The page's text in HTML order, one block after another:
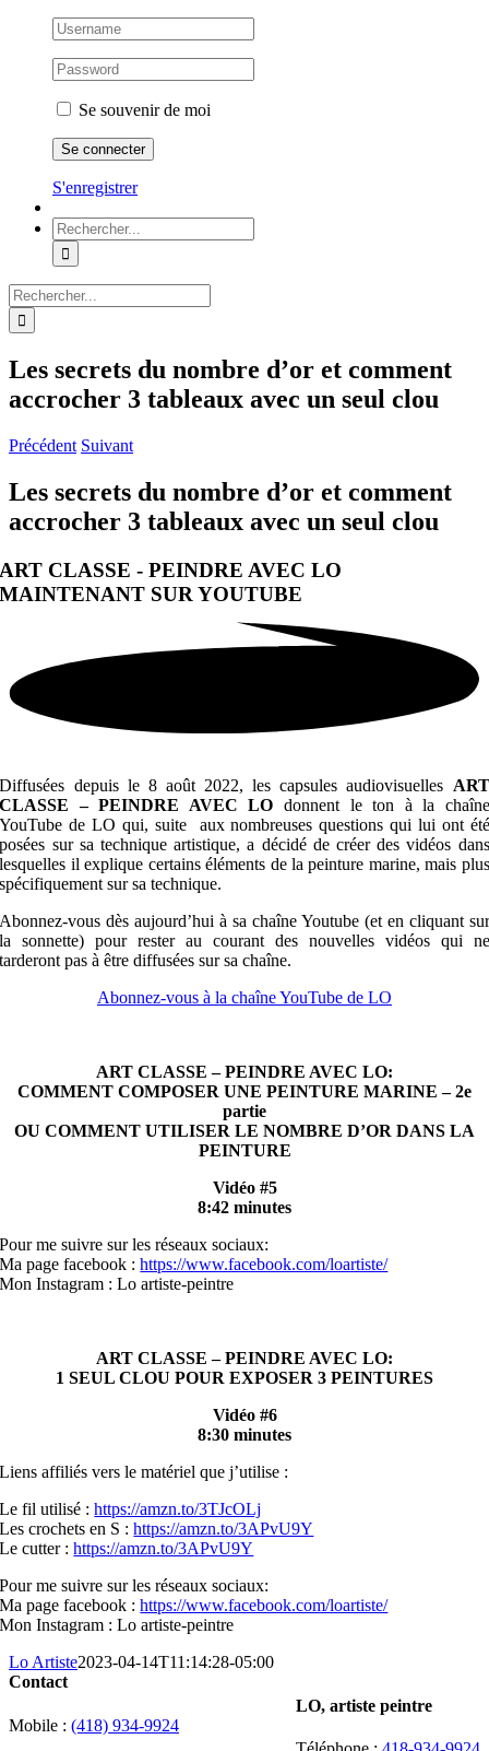
Se souvenir de moi
S'enregistrer
Rechercher:
Rechercher:
Les secrets du nombre d’or et comment
accrocher 3 tableaux avec un seul clou
Précédent Suivant
Les secrets du nombre d’or et comment
accrocher 3 tableaux avec un seul clou
ART CLASSE - PEINDRE AVEC LO
MAINTENANT SUR YOUTUBE
Diffusées depuis le 8 août 2022, les capsules audiovisuelles ART
CLASSE – PEINDRE AVEC LO donnent le ton à la chaîne
YouTube de LO qui, suite aux nombreuses questions qui lui ont été
posées sur sa technique artistique, a décidé de créer des vidéos dans
lesquelles il explique certains éléments de la peinture marine, mais plus
spécifiquement sur sa technique.
Abonnez-vous dès aujourd’hui à sa chaîne Youtube (et en cliquant sur
la sonnette) pour rester au courant des nouvelles vidéos qui ne
tarderont pas à être diffusées sur sa chaîne.
Abonnez-vous à la chaîne YouTube de LO
ART CLASSE – PEINDRE AVEC LO:
COMMENT COMPOSER UNE PEINTURE MARINE – 2e
partie
OU COMMENT UTILISER LE NOMBRE D’OR DANS LA
PEINTURE
Vidéo #5
8:42 minutes
Pour me suivre sur les réseaux sociaux:
Ma page facebook :https://www.facebook.com/loartiste/
Mon Instagram : Lo artiste-peintre
ART CLASSE – PEINDRE AVEC LO:
1 SEUL CLOU POUR EXPOSER 3 PEINTURES
Vidéo #6
8:30 minutes
Liens affiliés vers le matériel que j’utilise :
Le fil utilisé :https://amzn.to/3TJcOLj
Les crochets en S :https://amzn.to/3APvU9Y
Le cutter :https://amzn.to/3APvU9Y
Pour me suivre sur les réseaux sociaux:
Ma page facebook :https://www.facebook.com/loartiste/
Mon Instagram : Lo artiste-peintre
Lo Artiste2023-04-14T11:14:28-05:00
LO, artiste peintre
Contact
Mobile : (418) 934-9924